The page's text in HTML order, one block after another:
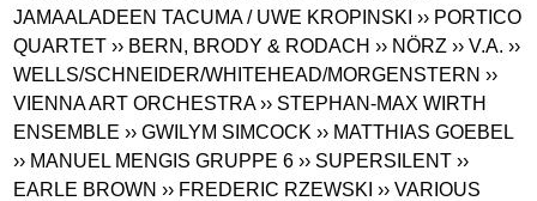
JAMAALADEEN TACUMA / UWE KROPINSKI ›› PORTICO
QUARTET ›› BERN, BRODY & RODACH ›› NÖRZ ›› V.A. ››
WELLS/SCHNEIDER/WHITEHEAD/MORGENSTERN ››
VIENNA ART ORCHESTRA ›› STEPHAN-MAX WIRTH
ENSEMBLE ›› GWILYM SIMCOCK ›› MATTHIAS GOEBEL
›› MANUEL MENGIS GRUPPE 6 ›› SUPERSILENT ››
EARLE BROWN ›› FREDERIC RZEWSKI ›› VARIOUS